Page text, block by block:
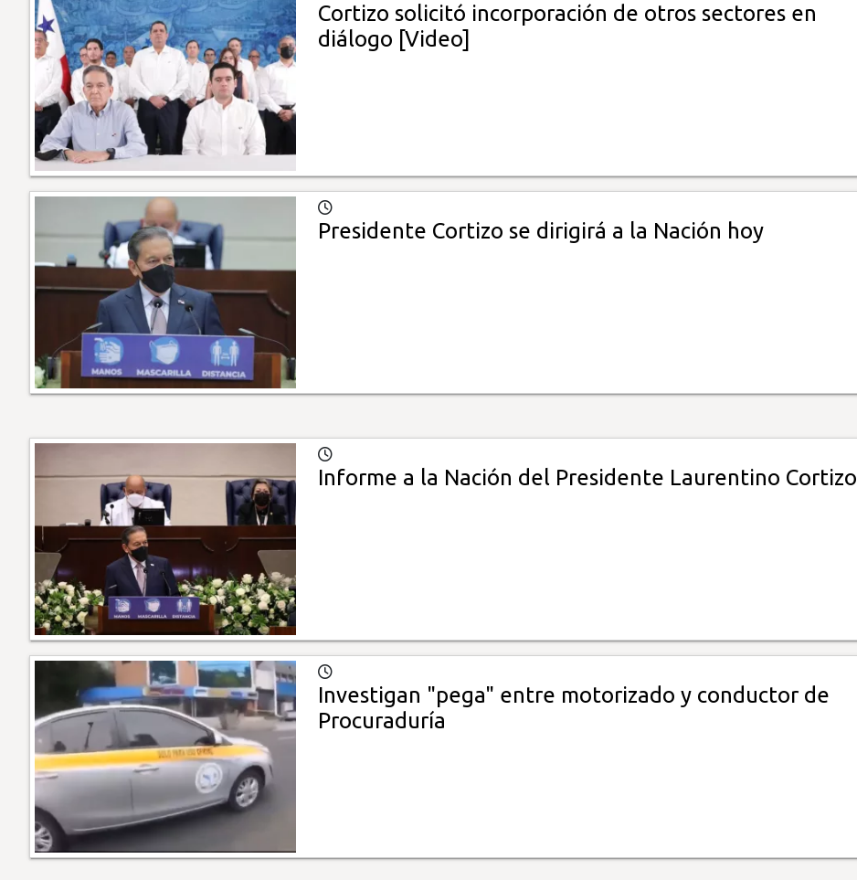
Cortizo solicitó incorporación de otros sectores en
diálogo [Video]
Presidente Cortizo se dirigirá a la Nación hoy
Informe a la Nación del Presidente Laurentino Cortizo
Investigan "pega" entre motorizado y conductor de
Procuraduría